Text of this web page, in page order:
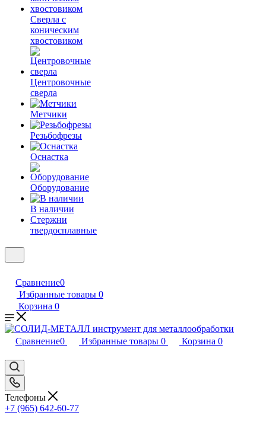
Сверла с
коническим
хвостовиком
Центровочные
сверла
Метчики
Резьбофрезы
Оснастка
Оборудование
В наличии
Стержни
твердосплавные
Сравнение0
Избранные товары 0
Корзина 0
Сравнение0 Избранные товары 0 Корзина 0
Телефоны
+7 (965) 642-60-77